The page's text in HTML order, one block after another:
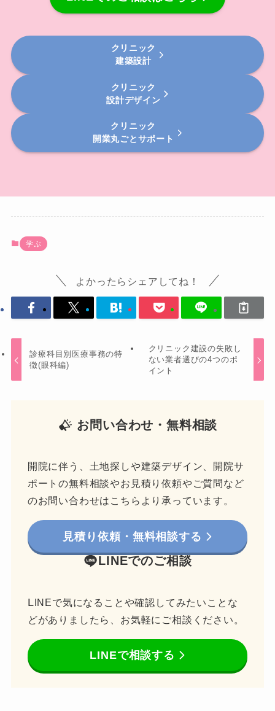
クリニック
建築設計
クリニック
設計デザイン
クリニック
開業丸ごとサポート
学ぶ
よかったらシェアしてね！
診療科目別医療事務の特
徴(眼科編)
クリニック建設の失敗し
ない業者選びの4つのポ
イント
お問い合わせ・無料相談
開院に伴う、土地探しや建築デザイン、開院サ
ポートの無料相談やお見積り依頼やご質問など
のお問い合わせはこちらより承っています。
見積り依頼・無料相談する
LINEでのご相談
LINEで気になることや確認してみたいことな
どがありましたら、お気軽にご相談ください。
LINEで相談する